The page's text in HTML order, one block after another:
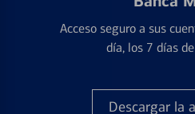
Acceso seguro a sus
día, los 7 días
Descargar la